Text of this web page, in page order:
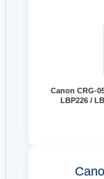
Canon CRG-
LBP226 /